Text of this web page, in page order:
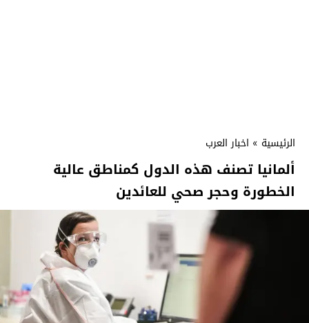
الرئيسية » اخبار العرب
ألمانيا تصنف هذه الدول كمناطق عالية
الخطورة وحجر صحي للعائدين